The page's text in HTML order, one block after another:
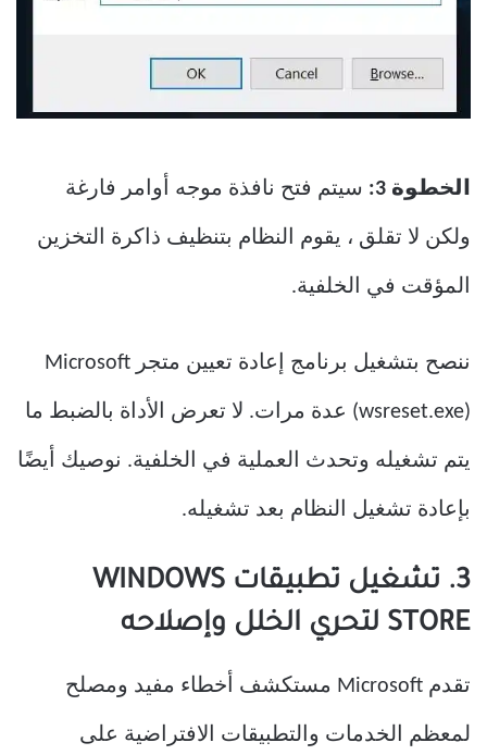
الخطوة 3: سيتم فتح نافذة موجه أوامر فارغة
ولكن لا تقلق ، يقوم النظام بتنظيف ذاكرة التخزين
المؤقت في الخلفية.
ننصح بتشغيل برنامج إعادة تعيين متجر Microsoft
(wsreset.exe) عدة مرات. لا تعرض الأداة بالضبط ما
يتم تشغيله وتحدث العملية في الخلفية. نوصيك أيضًا
بإعادة تشغيل النظام بعد تشغيله.
3. تشغيل تطبيقات WINDOWS
STORE لتحري الخلل وإصلاحه
تقدم Microsoft مستكشف أخطاء مفيد ومصلح
لمعظم الخدمات والتطبيقات الافتراضية على